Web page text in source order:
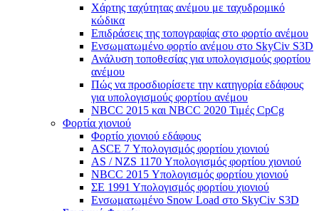
Χάρτης ταχύτητας ανέμου με ταχυδρομικό
κώδικα
Επιδράσεις της τοπογραφίας στο φορτίο ανέμου
Ενσωματωμένο φορτίο ανέμου στο SkyCiv S3D
Ανάλυση τοποθεσίας για υπολογισμούς φορτίου
ανέμου
Πώς να προσδιορίσετε την κατηγορία εδάφους
για υπολογισμούς φορτίου ανέμου
NBCC 2015 και NBCC 2020 Τιμές CpCg
Φορτία χιονιού
Φορτίο χιονιού εδάφους
ASCE 7 Υπολογισμός φορτίου χιονιού
AS / NZS 1170 Υπολογισμός φορτίου χιονιού
NBCC 2015 Υπολογισμός φορτίου χιονιού
ΣΕ 1991 Υπολογισμός φορτίου χιονιού
Ενσωματωμένο Snow Load στο SkyCiv S3D